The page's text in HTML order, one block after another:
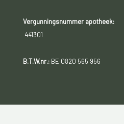
Vergunningsnummer apotheek:
441301
B.T.W.nr.:BE 0820 565 956